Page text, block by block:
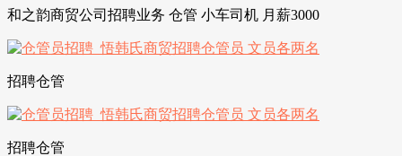
和之韵商贸公司招聘业务 仓管 小车司机 月薪3000
招聘仓管
招聘仓管